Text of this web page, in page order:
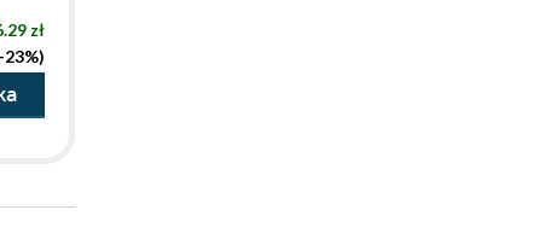
zł
23%)